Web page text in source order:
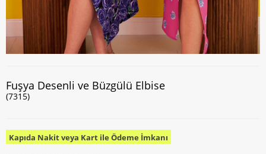
Fuşya Desenli ve Büzgülü Elbise
(7315)
Kapıda Nakit veya Kart ile Ödeme İmkanı